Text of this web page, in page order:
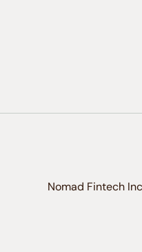
Nomad Fintech